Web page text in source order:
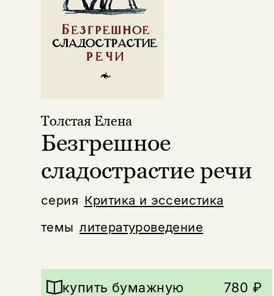
серия Критика и эссеистика
темы литературоведение
Толстая Елена
Безгрешное
сладострастие речи
купить бумажную 780 ₽